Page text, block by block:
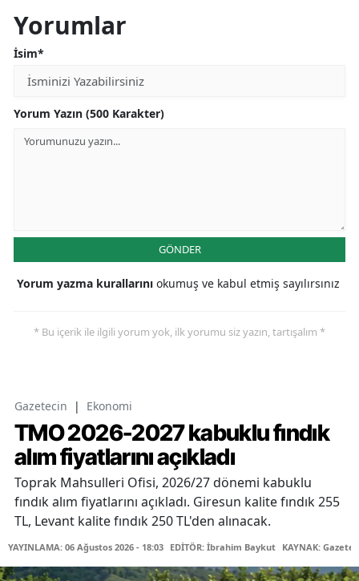
Yorumlar
İsim*
Yorum Yazın (500 Karakter)
GÖNDER
Yorum yazma kurallarını okumuş ve kabul etmiş sayılırsınız
* Bu içerik ile ilgili yorum yok, ilk yorumu siz yazın, tartışalım *
Gazetecin | Ekonomi
TMO 2026-2027 kabuklu fındık
alım fiyatlarını açıkladı
Toprak Mahsulleri Ofisi, 2026/27 dönemi kabuklu
fındık alım fiyatlarını açıkladı. Giresun kalite fındık 255
TL, Levant kalite fındık 250 TL'den alınacak.
YAYINLAMA: 06 Ağustos 2026 - 18:03 EDİTÖR: İbrahim Baykut KAYNAK: